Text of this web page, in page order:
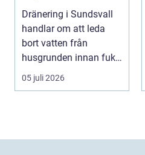
husgrunden mot
fukt
Dränering i Sundsvall
handlar om att leda
bort vatten från
husgrunden innan fukt
hinner o...
05 juli 2026